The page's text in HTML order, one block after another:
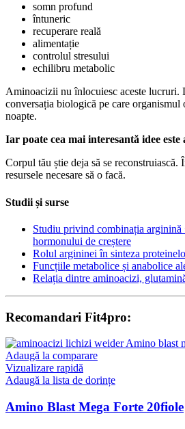
somn profund
întuneric
recuperare reală
alimentație
controlul stresului
echilibru metabolic
Aminoacizii nu înlocuiesc aceste lucruri.
conversația biologică pe care organismul
noapte.
Iar poate cea mai interesantă idee este
Corpul tău știe deja să se reconstruiască.
resursele necesare să o facă.
Studii și surse
Studiu privind combinația arginină
hormonului de creștere
Rolul argininei în sinteza
Funcțiile metabolice și anabolice
Relația dintre aminoacizi,
Recomandari Fit4pro:
Adaugă la comparare
Vizualizare rapidă
Adaugă la lista de dorințe
Amino Blast Mega Forte 20fiole